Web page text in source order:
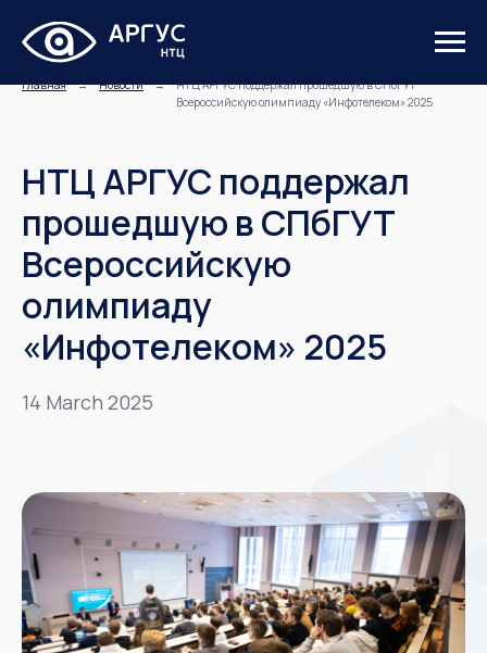
Главная → Новости →
НТЦ АРГУС поддержал прошедшую в СПбГУТ
Всероссийскую олимпиаду «Инфотелеком» 2025
НТЦ АРГУС поддержал
прошедшую в СПбГУТ
Всероссийскую
олимпиаду
«Инфотелеком» 2025
14 March 2025